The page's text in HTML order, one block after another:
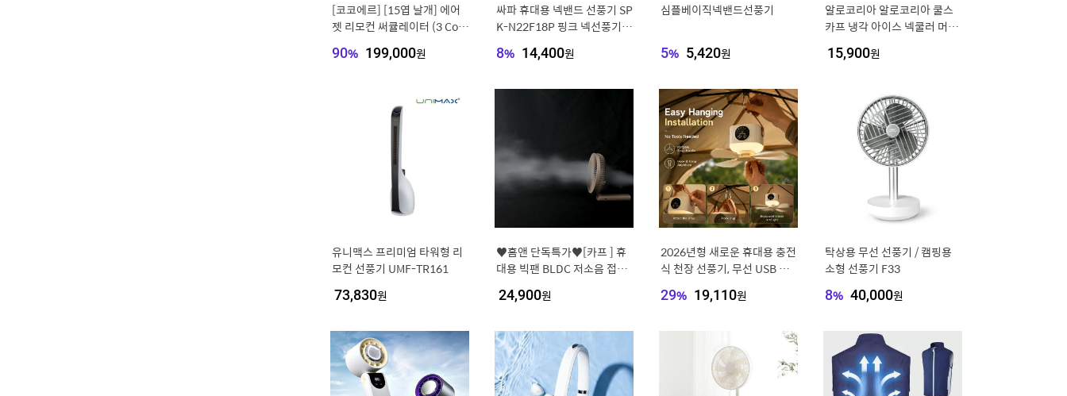
[코코에르] [15엽 날개] 에어
젯 리모컨 써큘레이터 (3 Colo
90% 199,000원
싸파 휴대용 넥밴드 선풍기 SP
K-N22F18P 핑크 넥선풍기/S
소음/C타입/대용량배터리
8% 14,400원
심플베이직넥밴드선풍기
5% 5,420원
알로코리아 알로코리아 쿨스
카프 냉각 아이스 넥쿨러 머플
15,900원
유니맥스 프리미엄 타워형 리
모컨 선풍기 UMF-TR161
73,830원
♥홈앤 단독특가♥[카프 ] 휴
대용 빅팬 BLDC 저소음 접이
엽날개 5단 풍속조절
24,900원
2026년형 새로운 휴대용 충전
식 천장 선풍기, 무선 USB 걸
대, 야외 캠핑용)
29% 19,110원
탁상용 무선 선풍기 / 캠핑용
소형 선풍기 F33
8% 40,000원